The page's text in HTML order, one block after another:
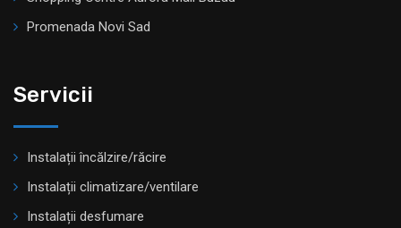
Promenada Novi Sad
Servicii
Instalații încălzire/răcire
Instalații climatizare/ventilare
Instalații desfumare